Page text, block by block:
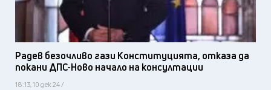
Радев безочливо гази Конституцията, отказа да
покани ДПС-Ново начало на консултации
18:13, 10 дек 24 /